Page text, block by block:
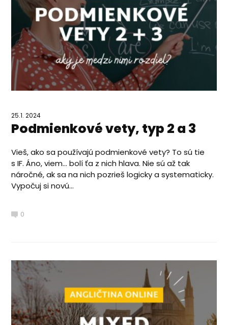
25.1. 2024
Podmienkové vety, typ 2 a 3
Vieš, ako sa používajú podmienkové vety? To sú tie
s IF. Áno, viem… bolí ťa z nich hlava. Nie sú až tak
náročné, ak sa na nich pozrieš logicky a systematicky.
Vypočuj si novú...
0